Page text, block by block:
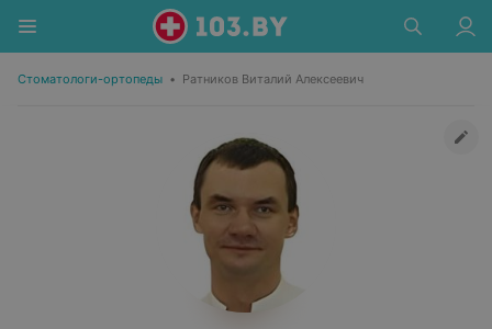
Стоматологи-ортопеды • Ратников Виталий Алексеевич